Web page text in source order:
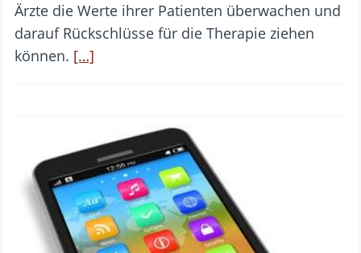
Ärzte die Werte ihrer Patienten überwachen und
darauf Rückschlüsse für die Therapie ziehen
können. […]